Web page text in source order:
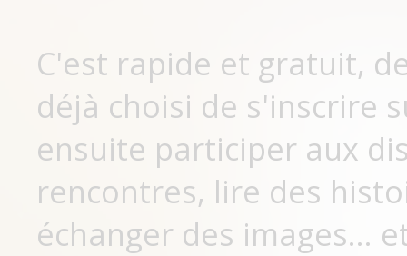
C'est rapide et gratuit,
déjà choisi de s'inscrire
ensuite participer aux
rencontres, lire des
échanger des images...